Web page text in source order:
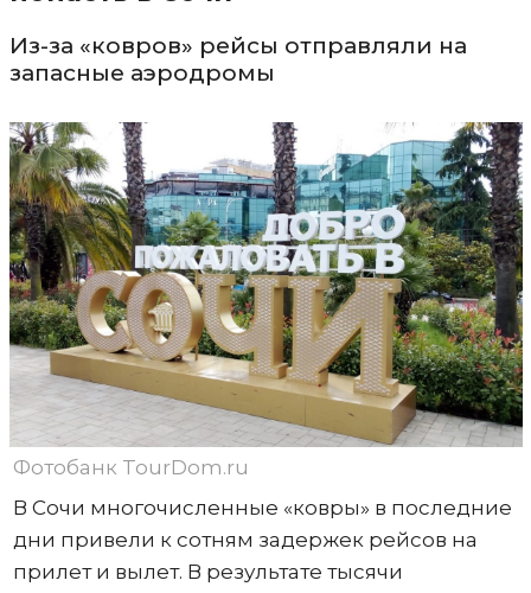
Из-за «ковров» рейсы отправляли на
запасные аэродромы
Фотобанк TourDom.ru
В Сочи многочисленные «ковры» в последние
дни привели к сотням задержек рейсов на
прилет и вылет. В результате тысячи